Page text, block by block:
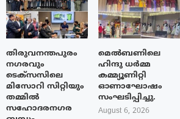
തിരുവനന്തപുരം
നഗരവും
ടെക്‌സസിലെ
മിസോറി സിറ്റിയും
തമ്മിൽ
സഹോദരനഗര
മെൽബണിലെ
ഹിന്ദു ധർമ്മ
കമ്മ്യൂണിറ്റി
ഓണാഘോഷം
സംഘടിപ്പിച്ചു.
August 6, 2026